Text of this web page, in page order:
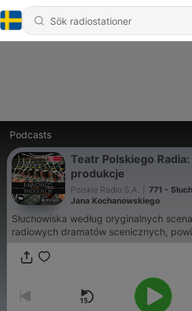
Podcasts
Teatr Polskiego
produkcje
Polskie Radio S.A.
771 -
Jana Kochanowskiego
Słuchowiska według oryginalnych
radiowych dramatów scenicznych,